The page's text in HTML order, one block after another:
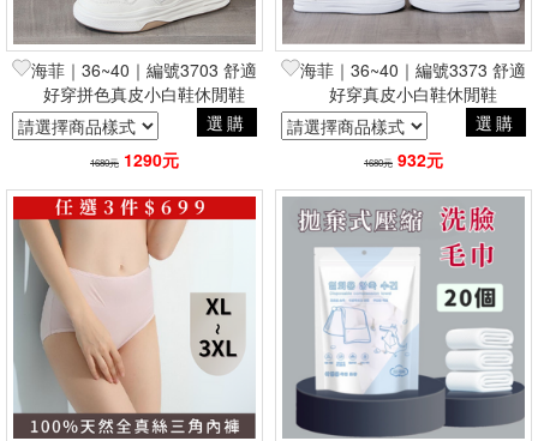
海菲｜36~40｜編號3703 舒適
好穿拼色真皮小白鞋休閒鞋
選購
1680元 1290元
海菲｜36~40｜編號3373 舒適
好穿真皮小白鞋休閒鞋
選購
1680元 932元